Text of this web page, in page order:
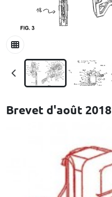
Brevet d'août 2018